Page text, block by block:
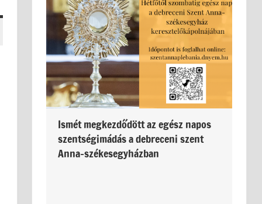
Ismét megkezdődött az egész napos
szentségimádás a debreceni szent
Anna-székesegyházban